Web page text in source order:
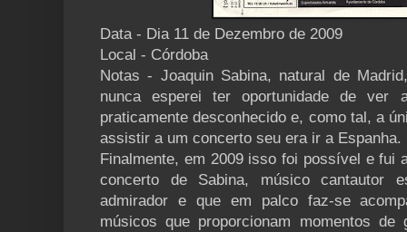
Data - Dia 11 de Dezembro de 2009
Local - Córdoba
Notas - Joaquin Sabina, natural de
nunca esperei ter oportunidade de
praticamente desconhecido e, como tal, a
assistir a um concerto seu era ir a Espanha.
Finalmente, em 2009 isso foi possível e fui
concerto de Sabina, músico cantautor
admirador e que em palco faz-se
músicos que proporcionam momentos de